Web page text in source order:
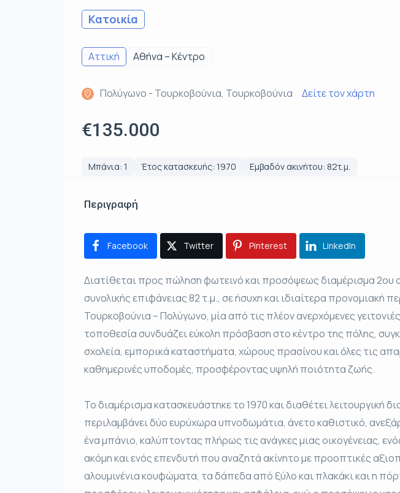
Κατοικία
Αττική Αθήνα – Κέντρο
Πολύγωνο - Τουρκοβούνια, Τουρκοβούνια Δείτε τον χάρτη
€135.000
Μπάνια: 1 Έτος κατασκευής: 1970 Εμβαδόν ακινήτου: 82τ.μ.
Περιγραφή
Facebook Twitter Pinterest LinkedIn
Διατίθεται προς πώληση φωτεινό και προσόψεως διαμέρισμα 2ου
συνολικής επιφάνειας 82 τ.μ., σε ήσυχη και ιδιαίτερα προνομιακή
Τουρκοβούνια – Πολύγωνο, μία από τις πλέον ανερχόμενες
τοποθεσία συνδυάζει εύκολη πρόσβαση στο κέντρο της πόλης,
σχολεία, εμπορικά καταστήματα, χώρους πρασίνου και όλες τις
καθημερινές υποδομές, προσφέροντας υψηλή ποιότητα ζωής.
Το διαμέρισμα κατασκευάστηκε το 1970 και διαθέτει λειτουργική
περιλαμβάνει δύο ευρύχωρα υπνοδωμάτια, άνετο καθιστικό,
ένα μπάνιο, καλύπτοντας πλήρως τις ανάγκες μιας οικογένειας,
ακόμη και ενός επενδυτή που αναζητά ακίνητο με προοπτικές
αλουμινένια κουφώματα, τα δάπεδα από ξύλο και πλακάκι και η